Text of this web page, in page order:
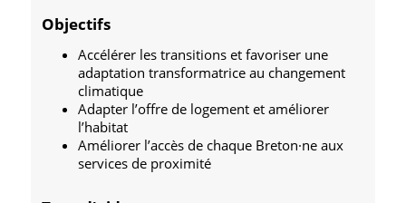
Objectifs
Accélérer les transitions et favoriser une
adaptation transformatrice au changement
climatique
Adapter l’offre de logement et améliorer
l’habitat
Améliorer l’accès de chaque Breton·ne aux
services de proximité